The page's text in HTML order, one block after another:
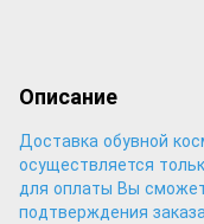
Описание
Доставка обувной
осуществляется
для оплаты Вы
подтверждения